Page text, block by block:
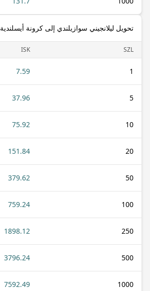
تحويل ليلانجيني سوازيلندي إلى كرونة أيسلندية
SZL
ISK
1
7.59
5
37.96
10
75.92
20
151.84
50
379.62
100
759.24
250
1898.12
500
3796.24
1000
7592.49